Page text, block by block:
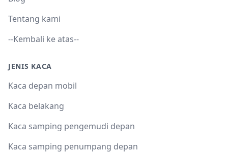
Tentang kami
--Kembali ke atas--
JENIS KACA
Kaca depan mobil
Kaca belakang
Kaca samping pengemudi depan
Kaca samping penumpang depan